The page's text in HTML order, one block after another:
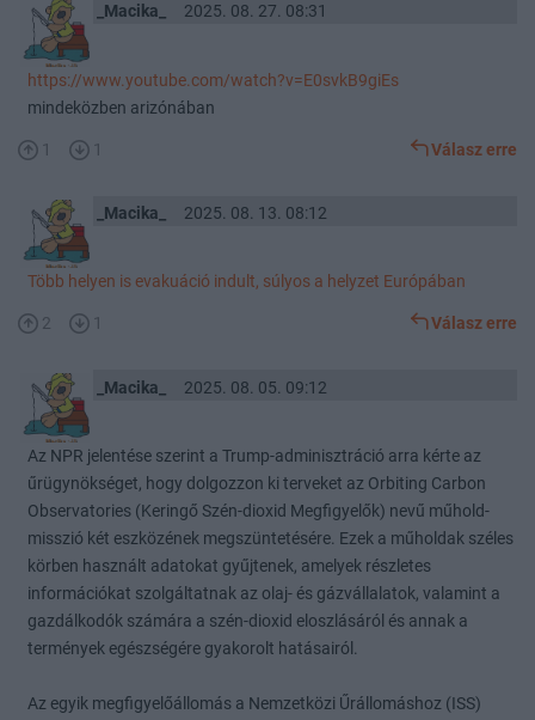
_Macika_ 2025. 08. 27. 08:31
https://www.youtube.com/watch?v=E0svkB9giEs
mindeközben arizónában
1 1 Válasz erre
_Macika_ 2025. 08. 13. 08:12
Több helyen is evakuáció indult, súlyos a helyzet Európában
2 1 Válasz erre
_Macika_ 2025. 08. 05. 09:12
Az NPR jelentése szerint a Trump-adminisztráció arra kérte az
űrügynökséget, hogy dolgozzon ki terveket az Orbiting Carbon
Observatories (Keringő Szén-dioxid Megfigyelők) nevű műhold-
misszió két eszközének megszüntetésére. Ezek a műholdak széles
körben használt adatokat gyűjtenek, amelyek részletes
információkat szolgáltatnak az olaj- és gázvállalatok, valamint a
gazdálkodók számára a szén-dioxid eloszlásáról és annak a
termények egészségére gyakorolt hatásairól.
Az egyik megfigyelőállomás a Nemzetközi Űrállomáshoz (ISS)